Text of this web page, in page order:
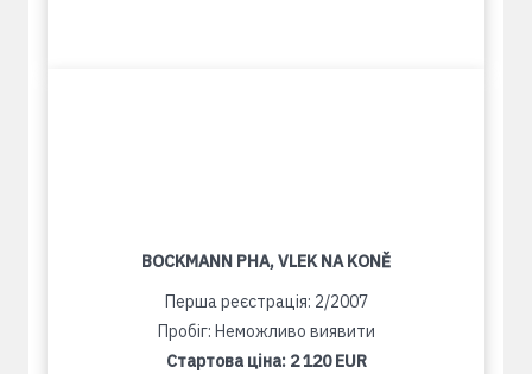
BOCKMANN PHA, VLEK NA KONĚ
Перша реєстрація: 2/2007
Пробіг: Неможливо виявити
Стартова ціна: 2 120 EUR